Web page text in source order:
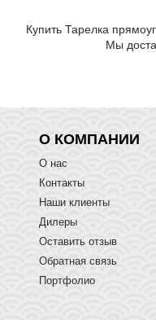
Купить Тарелка
Мы
О КОМПАНИИ
О нас
Контакты
Наши клиенты
Дилеры
Оставить отзыв
Обратная связь
Портфолио